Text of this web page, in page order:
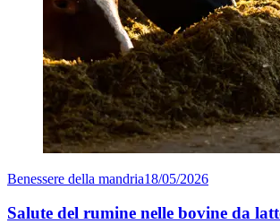
Benessere della mandria18/05/2026
Salute del rumine nelle bovine da